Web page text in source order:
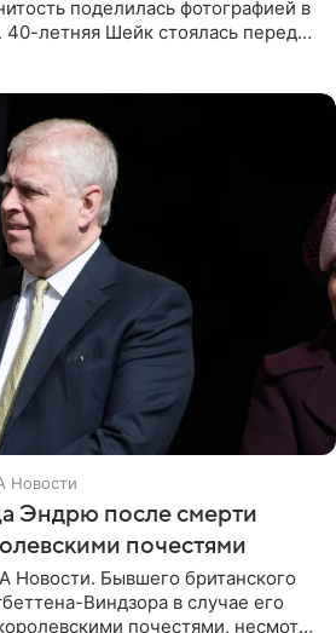
поделилась фотографией в
летняя Шейк стоялась перед
Новости
Эндрю после смерти
почестями
Бывшего британского
Виндзора в случае его
почестями, несмотря